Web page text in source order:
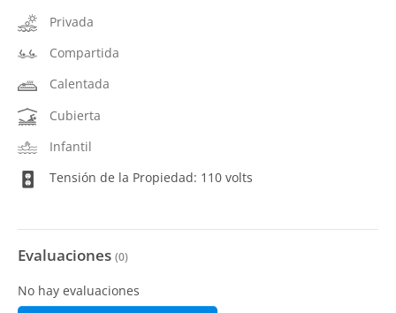
Privada
Compartida
Calentada
Cubierta
Infantil
Tensión de la Propiedad: 110 volts
Evaluaciones (0)
No hay evaluaciones